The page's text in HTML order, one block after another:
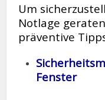
Um
Notlage
präventive
Fenster